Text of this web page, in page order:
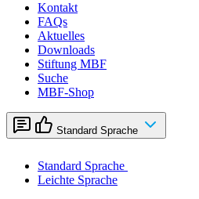
Kontakt
FAQs
Aktuelles
Downloads
Stiftung MBF
Suche
MBF-Shop
Standard Sprache
Standard Sprache
Leichte Sprache